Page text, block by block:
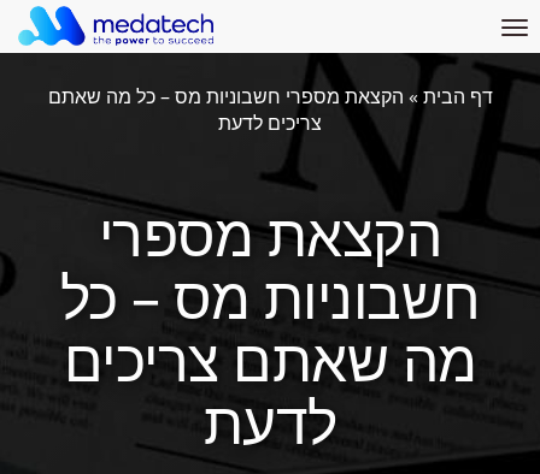
TOGGLE
NAVIGATION
החברה
מידעטק מערכות
הנהלה
פריוריטי
פריוריטי זום
פריוריטי מסחרית
פריוריטי
דף הבית» הקצאת מספרי חשבוניות מס – כל מה שאתם
צריכים לדעת
הקצאת מספרי
חשבוניות מס – כל
מה שאתם צריכים
לדעת